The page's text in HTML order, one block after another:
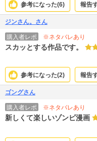
参考になった(6) 報告
ジンさん。さん
購入者レポ ※ネタバレあり
スカッとする作品です。
参考になった(2) 報告
ゴングさん
購入者レポ ※ネタバレあり
新しくて楽しいゾンビ漫画